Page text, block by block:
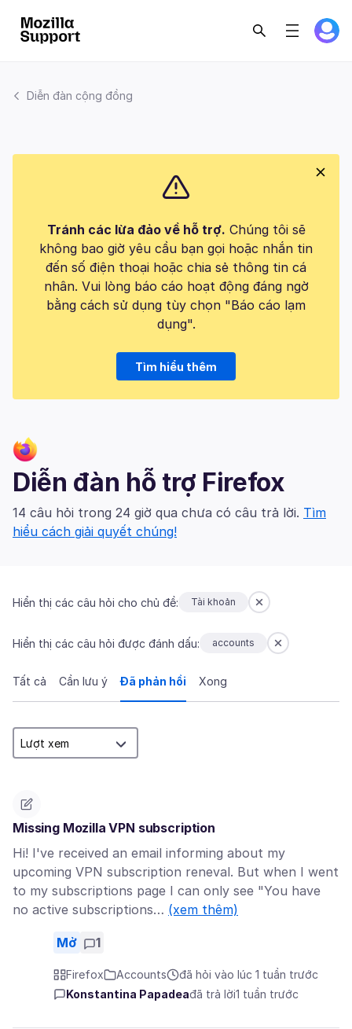
Diễn đàn cộng đồng
Tránh các lừa đảo về hỗ trợ. Chúng tôi sẽ
không bao giờ yêu cầu bạn gọi hoặc nhắn tin
đến số điện thoại hoặc chia sẻ thông tin cá
nhân. Vui lòng báo cáo hoạt động đáng ngờ
bằng cách sử dụng tùy chọn "Báo cáo lạm
dụng".
Tìm hiểu thêm
Diễn đàn hỗ trợ Firefox
14 câu hỏi trong 24 giờ qua chưa có câu trả lời. Tìm
hiểu cách giải quyết chúng!
Hiển thị các câu hỏi cho chủ đề: Tài khoản
Hiển thị các câu hỏi được đánh dấu: accounts
Tất cả Cần lưu ý Đã phản hồi Xong
Missing Mozilla VPN subscription
Hi! I've received an email informing about my
upcoming VPN subscription reneval. But when I went
to my subscriptions page I can only see "You have
no active subscriptions… (xem thêm)
Mở 1
Firefox Accounts
đã hỏi vào lúc 1 tuần trước
Konstantina Papadeađã trả lời1 tuần trước